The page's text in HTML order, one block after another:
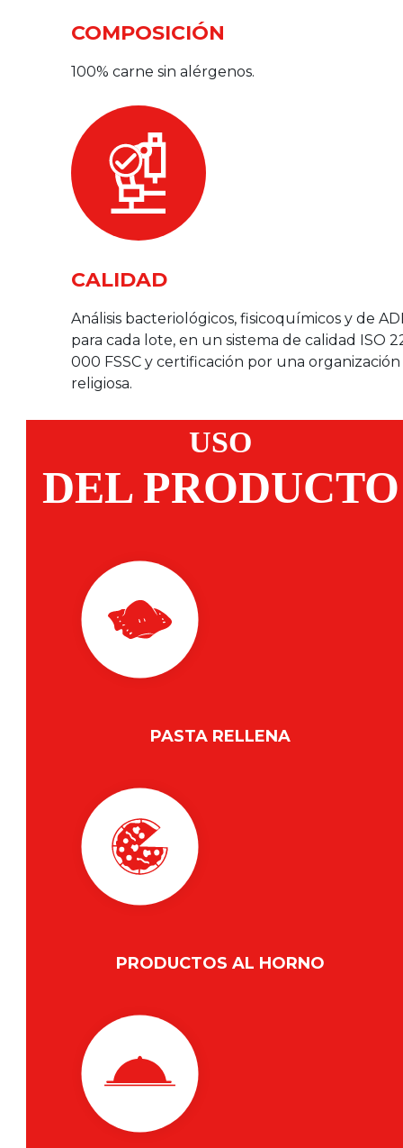
COMPOSICIÓN
100% carne sin alérgenos.
CALIDAD
Análisis bacteriológicos, fisicoquímicos y de
para cada lote, en un sistema de calidad ISO
000 FSSC y certificación por una organización
religiosa.
USO
DEL PRODUCTO
PASTA RELLENA
PRODUCTOS AL HORNO